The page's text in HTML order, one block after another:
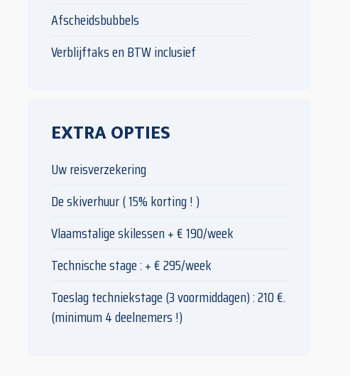
Afscheidsbubbels
Verblijftaks en BTW inclusief
EXTRA OPTIES
Uw reisverzekering
De skiverhuur ( 15% korting ! )
Vlaamstalige skilessen + € 190/week
Technische stage : + € 295/week
Toeslag techniekstage (3 voormiddagen) : 210 €.
(minimum 4 deelnemers !)